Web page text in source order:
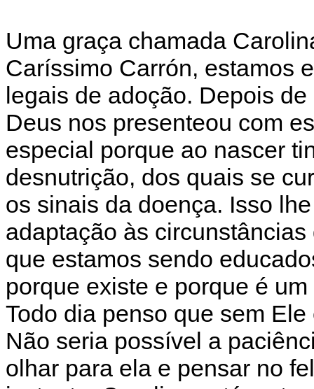
Uma graça chamada
Caríssimo Carrón, estamos
legais de adoção. Depois
Deus nos presenteou com
especial porque ao nascer
desnutrição, dos quais se
os sinais da doença. Isso
adaptação às
que estamos sendo
porque existe e porque é
Todo dia penso que sem
Não seria possível a
olhar para ela e pensar no